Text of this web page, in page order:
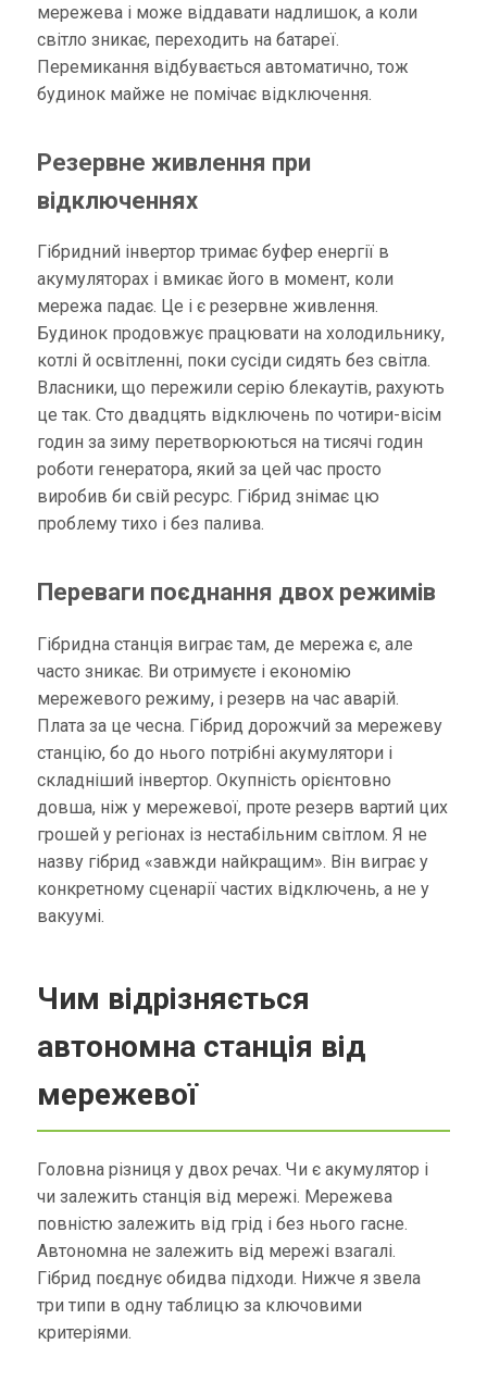
мережева і може віддавати надлишок, а коли
світло зникає, переходить на батареї.
Перемикання відбувається автоматично, тож
будинок майже не помічає відключення.
Резервне живлення при
відключеннях
Гібридний інвертор тримає буфер енергії в
акумуляторах і вмикає його в момент, коли
мережа падає. Це і є резервне живлення.
Будинок продовжує працювати на холодильнику,
котлі й освітленні, поки сусіди сидять без світла.
Власники, що пережили серію блекаутів, рахують
це так. Сто двадцять відключень по чотири-вісім
годин за зиму перетворюються на тисячі годин
роботи генератора, який за цей час просто
виробив би свій ресурс. Гібрид знімає цю
проблему тихо і без палива.
Переваги поєднання двох режимів
Гібридна станція виграє там, де мережа є, але
часто зникає. Ви отримуєте і економію
мережевого режиму, і резерв на час аварій.
Плата за це чесна. Гібрид дорожчий за мережеву
станцію, бо до нього потрібні акумулятори і
складніший інвертор. Окупність орієнтовно
довша, ніж у мережевої, проте резерв вартий цих
грошей у регіонах із нестабільним світлом. Я не
назву гібрид «завжди найкращим». Він виграє у
конкретному сценарії частих відключень, а не у
вакуумі.
Чим відрізняється
автономна станція від
мережевої
Головна різниця у двох речах. Чи є акумулятор і
чи залежить станція від мережі. Мережева
повністю залежить від грід і без нього гасне.
Автономна не залежить від мережі взагалі.
Гібрид поєднує обидва підходи. Нижче я звела
три типи в одну таблицю за ключовими
критеріями.